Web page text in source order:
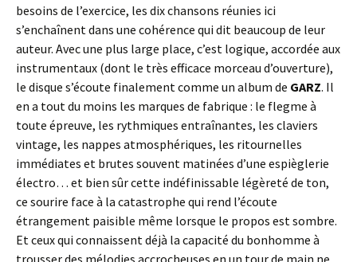
besoins de l’exercice, les dix chansons réunies ici
s’enchaînent dans une cohérence qui dit beaucoup de leur
auteur. Avec une plus large place, c’est logique, accordée aux
instrumentaux (dont le très efficace morceau d’ouverture),
le disque s’écoute finalement comme un album de GARZ. Il
en a tout du moins les marques de fabrique : le flegme à
toute épreuve, les rythmiques entraînantes, les claviers
vintage, les nappes atmosphériques, les ritournelles
immédiates et brutes souvent matinées d’une espièglerie
électro… et bien sûr cette indéfinissable légèreté de ton,
ce sourire face à la catastrophe qui rend l’écoute
étrangement paisible même lorsque le propos est sombre.
Et ceux qui connaissent déjà la capacité du bonhomme à
trousser des mélodies accrocheuses en un tour de main ne